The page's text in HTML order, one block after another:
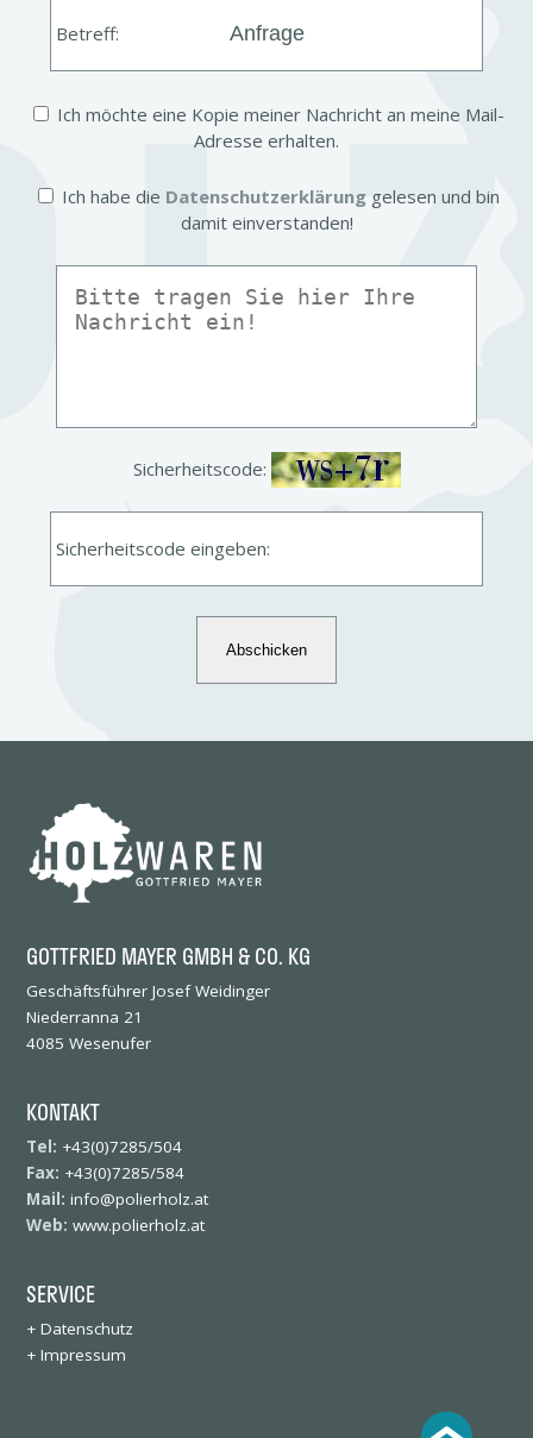
Betreff:
Ich möchte eine Kopie meiner Nach­richt an meine Mail-​
Adresse erhalten.
Ich habe die Daten­schutz­er­klä­rung gelesen und bin
damit einver­standen!
Sicher­heits­code:
Sicherheitscode eingeben:
GOTTFRIED MAYER GMBH & CO. KG
Geschäftsführer Josef Weidinger
Niederranna 21
4085 Wesenufer
KONTAKT
Tel: +43(0)7285/504
Fax: +43(0)7285/584
Mail:info@polierholz.at
Web:www.polierholz.at
SERVICE
+Datenschutz
+Impressum